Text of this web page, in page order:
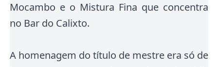
Mocambo e o Mistura Fina que concentra
no Bar do Calixto.
A homenagem do título de mestre era só de